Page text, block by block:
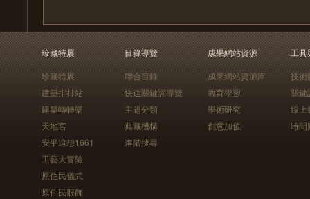
珍藏特展
珍藏特展
建築排排站
建築轉轉樂
天地宮
安平追想1661
工藝大冒險
原住民儀式
原住民服飾
目錄導覽
聯合目錄
快速關鍵詞導覽
主題分類
典藏機構
進階搜尋
成果網站資源
成果網站資源庫
教育學習
學術研究
創意加值
工具
技術
關鍵
線上
時間